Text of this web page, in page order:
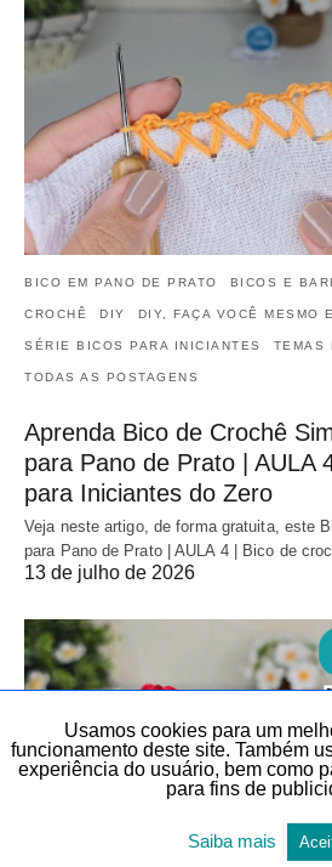
BICO EM PANO DE PRATO BICOS E
CROCHÊ DIY DIY, FAÇA VOCÊ MESMO
SÉRIE BICOS PARA INICIANTES TEMAS
TODAS AS POSTAGENS
Aprenda Bico de Crochê
para Pano de Prato | AULA
para Iniciantes do Zero
Veja neste artigo, de forma gratuita, este
para Pano de Prato | AULA 4 | Bico de
13 de julho de 2026
Usamos cookies para um
funcionamento deste site. Também
experiência do usuário, bem como
para fins de
Saiba mais